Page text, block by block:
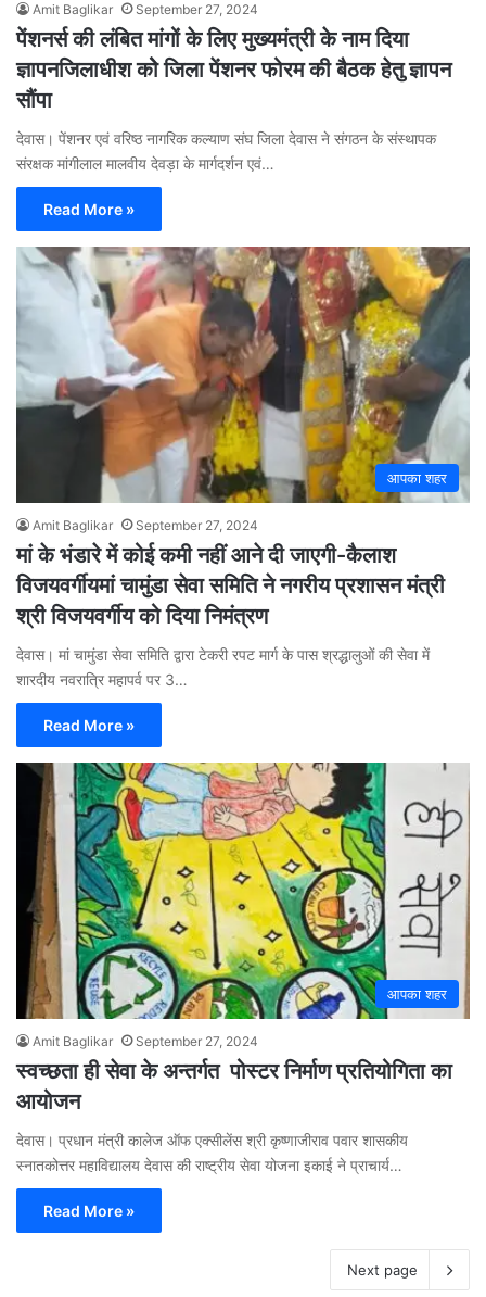
Amit Baglikar September 27, 2024
पेंशनर्स की लंबित मांगों के लिए मुख्यमंत्री के नाम दिया
ज्ञापनजिलाधीश कोे जिला पेंशनर फोरम की बैठक हेतु ज्ञापन
सौंपा
देवास। पेंशनर एवं वरिष्ठ नागरिक कल्याण संघ जिला देवास ने संगठन के संस्थापक
संरक्षक मांगीलाल मालवीय देवड़ा के मार्गदर्शन एवं…
Read More »
आपका शहर
Amit Baglikar September 27, 2024
मां के भंडारे में कोई कमी नहीं आने दी जाएगी-कैलाश
विजयवर्गीयमां चामुंडा सेवा समिति ने नगरीय प्रशासन मंत्री
श्री विजयवर्गीय को दिया निमंत्रण
देवास। मां चामुंडा सेवा समिति द्वारा टेकरी रपट मार्ग के पास श्रद्धालुओं की सेवा में
शारदीय नवरात्रि महापर्व पर 3…
Read More »
आपका शहर
Amit Baglikar September 27, 2024
स्वच्छता ही सेवा के अन्तर्गत पोस्टर निर्माण प्रतियोगिता का
आयोजन
देवास। प्रधान मंत्री कालेज ऑफ एक्सीलेंस श्री कृष्णाजीराव पवार शासकीय
स्नातकोत्तर महाविद्यालय देवास की राष्ट्रीय सेवा योजना इकाई ने प्राचार्य…
Read More »
Next page